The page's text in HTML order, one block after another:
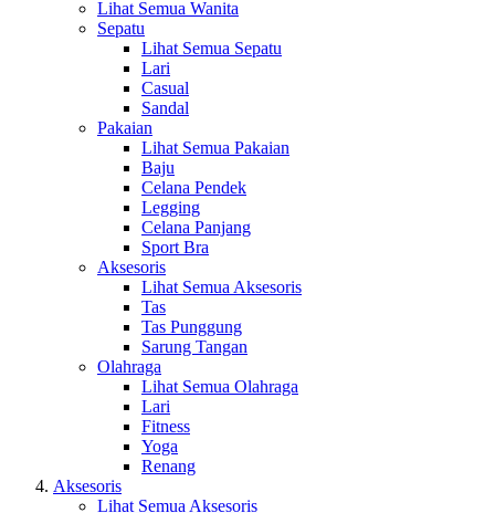
Lihat Semua Wanita
Sepatu
Lihat Semua Sepatu
Lari
Casual
Sandal
Pakaian
Lihat Semua Pakaian
Baju
Celana Pendek
Legging
Celana Panjang
Sport Bra
Aksesoris
Lihat Semua Aksesoris
Tas
Tas Punggung
Sarung Tangan
Olahraga
Lihat Semua Olahraga
Lari
Fitness
Yoga
Renang
Aksesoris
Lihat Semua Aksesoris